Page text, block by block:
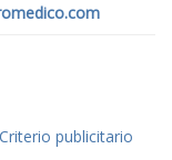
Criterio publicitario